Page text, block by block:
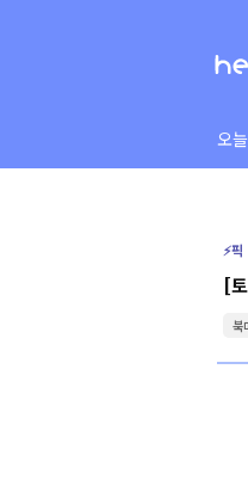
오
⚡️픽
[
북